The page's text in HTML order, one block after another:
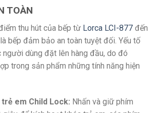
TOÀN
thu hút của bếp từ Lorca LCI-877 đến
bếp đảm bảo an toàn tuyệt đối. Yếu tố
người dùng đặt lên hàng đầu, do đó
trong sản phẩm những tính năng hiện
em Child Lock: Nhấn và giữ phím